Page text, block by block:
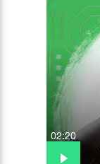
02:20